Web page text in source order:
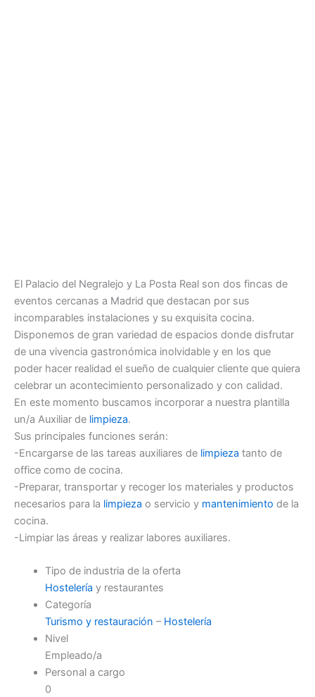
El Palacio del Negralejo y La Posta Real son dos fincas de
eventos cercanas a Madrid que destacan por sus
incomparables instalaciones y su exquisita cocina.
Disponemos de gran variedad de espacios donde disfrutar
de una vivencia gastronómica inolvidable y en los que
poder hacer realidad el sueño de cualquier cliente que quiera
celebrar un acontecimiento personalizado y con calidad.
En este momento buscamos incorporar a nuestra plantilla
un/a Auxiliar de limpieza.
Sus principales funciones serán:
-Encargarse de las tareas auxiliares de limpieza tanto de
office como de cocina.
-Preparar, transportar y recoger los materiales y productos
necesarios para la limpieza o servicio y mantenimiento de la
cocina.
-Limpiar las áreas y realizar labores auxiliares.
Tipo de industria de la oferta
Hostelería y restaurantes
Categoría
Turismo y restauración – Hostelería
Nivel
Empleado/a
Personal a cargo
0